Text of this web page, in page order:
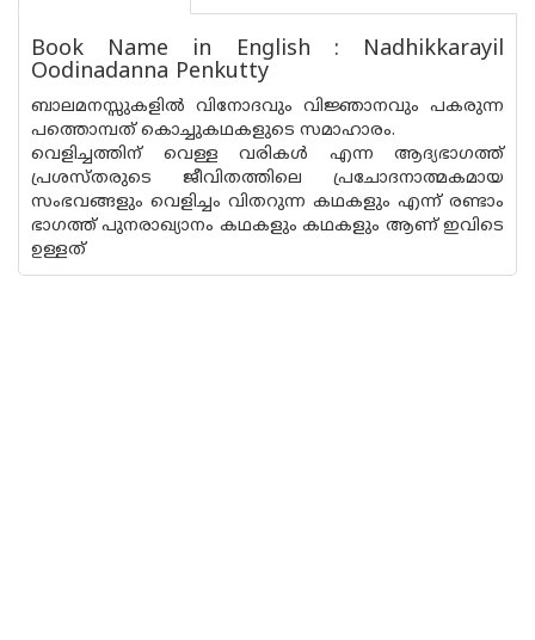
Book Name in English : Nadhikkarayil
Oodinadanna Penkutty
ബാലമനസ്സുകളില്‍ വിനോദവും വിജ്ഞാനവും പകരുന്ന
പത്തൊമ്പത് കൊച്ചുകഥകളുടെ സമാഹാരം.
വെളിച്ചത്തിന് വെള്ള വരികള്‍ എന്ന ആദ്യഭാഗത്ത്
പ്രശസ്തരുടെ ജീവിതത്തിലെ പ്രചോദനാത്മകമായ
സംഭവങ്ങളും വെളിച്ചം വിതറുന്ന കഥകളും എന്ന് രണ്ടാം
ഭാഗത്ത് പുനരാഖ്യാനം കഥകളും കഥകളും ആണ് ഇവിടെ
ഉള്ളത്